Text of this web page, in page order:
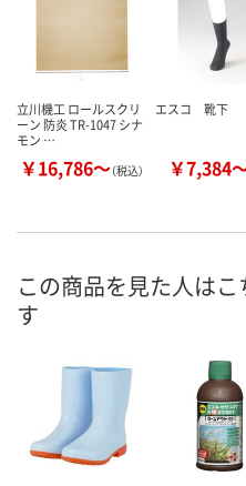
立川機工 ロールスクリ
ーン 防炎 TR-1047 シナ
モン …
￥16,786～（税込）
エスコ 靴下
￥7,384
この商品を見た人は
す